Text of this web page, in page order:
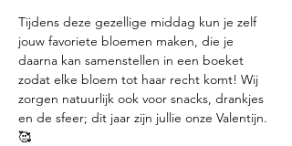
Tijdens deze gezellige middag kun je zelf
jouw favoriete bloemen maken, die je
daarna kan samenstellen in een boeket
zodat elke bloem tot haar recht komt! Wij
zorgen natuurlijk ook voor snacks, drankjes
en de sfeer; dit jaar zijn jullie onze Valentijn.
🥰